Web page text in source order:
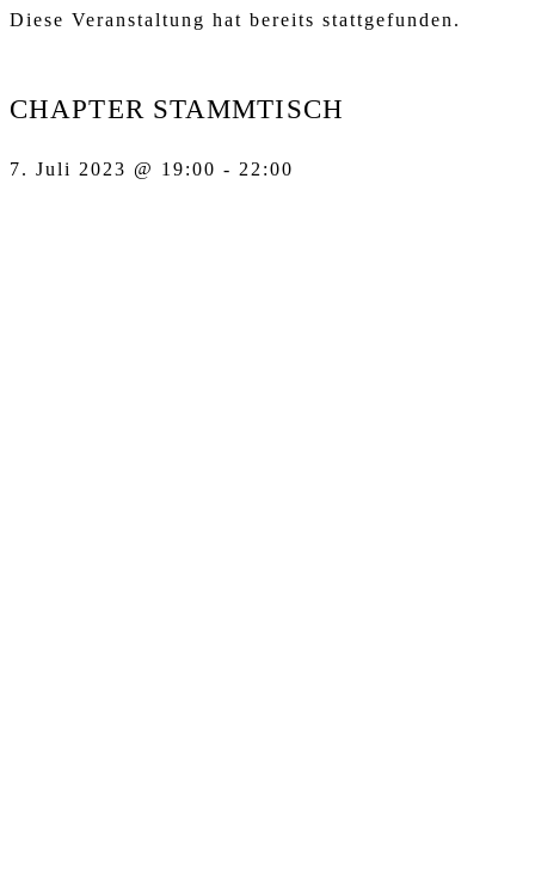
Diese Veranstaltung hat bereits stattgefunden.
CHAPTER STAMMTISCH
7. Juli 2023 @ 19:00 - 22:00